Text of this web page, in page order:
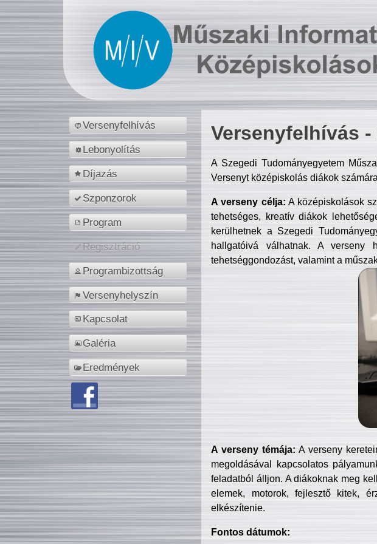
Versenyfelhívás
Lebonyolítás
Díjazás
Szponzorok
Program
Regisztráció
Programbizottság
Versenyhelyszín
Kapcsolat
Galéria
Eredmények
Versenyfelhívás -
A Szegedi Tudományegyetem
Versenyt középiskolás diákok
A verseny célja: A középiskolások
tehetséges, kreatív diákok
kerülhetnek a Szegedi
hallgatóivá válhatnak. A verseny
tehetséggondozást, valamint a
A verseny témája: A verseny
megoldásával kapcsolatos
feladatból álljon. A diákoknak meg
elemek, motorok, fejlesztő kitek,
elkészítenie.
Fontos dátumok: